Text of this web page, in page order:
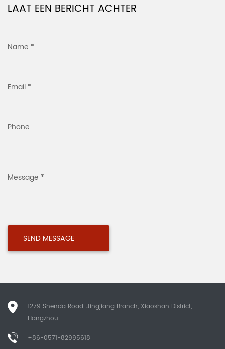
LAAT EEN BERICHT ACHTER
Name *
Email *
Phone
Message *
1279 Shenda Road, Jingjiang Branch, Xiaoshan District,
Hangzhou
+86-0571-82995618